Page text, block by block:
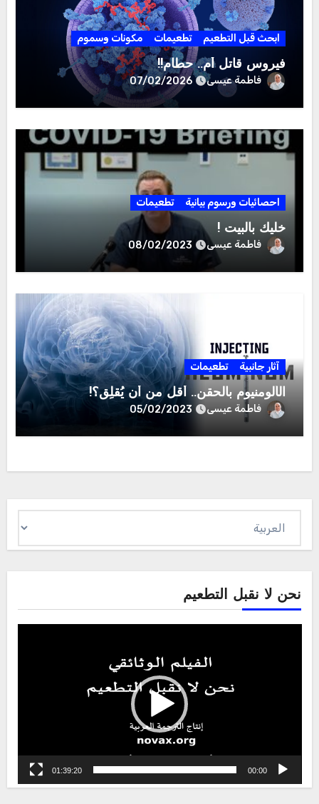
ابحث قبل التطعيم تطعيمات مكونات وسموم
فيروس قاتل أم.. حطام!!
فاطمة عيسى 07/02/2026
احصائيات ورسوم بيانية تطعيمات
خليك بالبيت !
فاطمة عيسى 08/02/2023
آثار جانبية تطعيمات
الألومنيوم بالحقن.. أقل من أن يُقلِق؟!
فاطمة عيسى 05/02/2023
نحن لا نقبل التطعيم
00:00
01:39:20